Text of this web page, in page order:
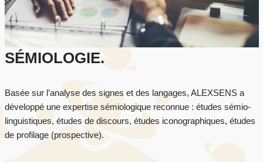
SÉMIOLOGIE.
Basée sur l’analyse des signes et des langages, ALEXSENS a
développé une expertise sémiologique reconnue : études sémio-
linguistiques, études de discours, études iconographiques, études
de profilage (prospective).